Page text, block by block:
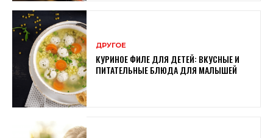
ДРУГОЕ
КУРИНОЕ ФИЛЕ ДЛЯ ДЕТЕЙ: ВКУСНЫЕ И
ПИТАТЕЛЬНЫЕ БЛЮДА ДЛЯ МАЛЫШЕЙ